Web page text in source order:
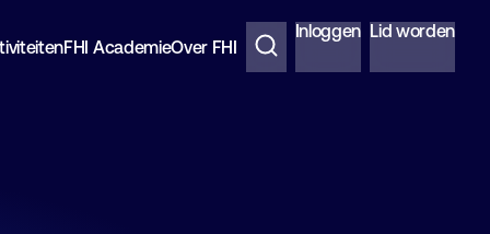
FHI AcademieOver FHI
Inloggen Lid worden